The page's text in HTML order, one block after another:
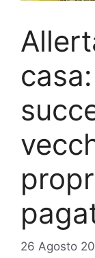
26 Agosto